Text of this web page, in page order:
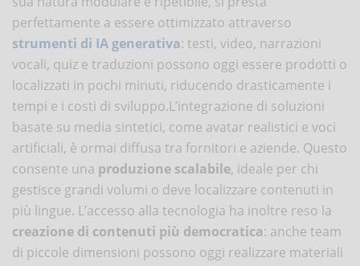
perfettamente a essere ottimizzato attraverso
strumenti di IA generativa: testi, video, narrazioni
vocali, quiz e traduzioni possono oggi essere prodotti o
localizzati in pochi minuti, riducendo drasticamente i
tempi e i costi di sviluppo​.L’integrazione di soluzioni
basate su media sintetici, come avatar realistici e voci
artificiali, è ormai diffusa tra fornitori e aziende. Questo
consente una produzione scalabile, ideale per chi
gestisce grandi volumi o deve localizzare contenuti in
più lingue. L’accesso alla tecnologia ha inoltre reso la
creazione di contenuti più democratica: anche team
di piccole dimensioni possono oggi realizzare materiali